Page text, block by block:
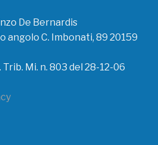
De Bernardis
angolo C. Imbonati, 89 20159
Mi. n. 803 del 28-12-06